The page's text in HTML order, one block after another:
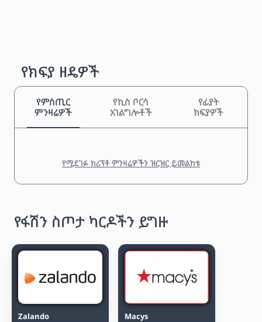
የክፍያ ዘዴዎች
የምስጢር
ምንዛሬዎች
የኪስ ቦርሳ
አገልግሎቶች
የፊያት
ክፍያዎች
የሚደገፉ ክሪፕቶ ምንዛሬዎችን ዝርዝር ይመልከቱ
የፋሽን ስጦታ ካርዶችን ይግዙ
Zalando Macys